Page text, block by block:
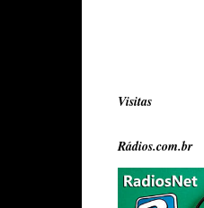
Visitas
Rádios.com.br